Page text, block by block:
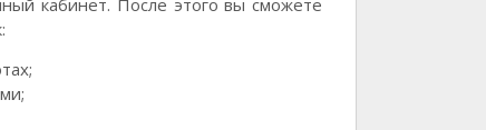
кабинет. После этого вы сможете